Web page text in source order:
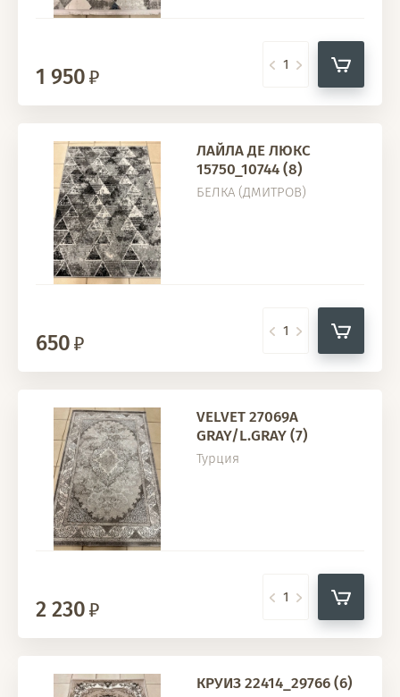
1 950
ЛАЙЛА ДЕ ЛЮКС
15750_10744 (8)
БЕЛКА (ДМИТРОВ)
650
VELVET 27069A
GRAY/L.GRAY (7)
Турция
2 230
КРУИЗ 22414_29766 (6)